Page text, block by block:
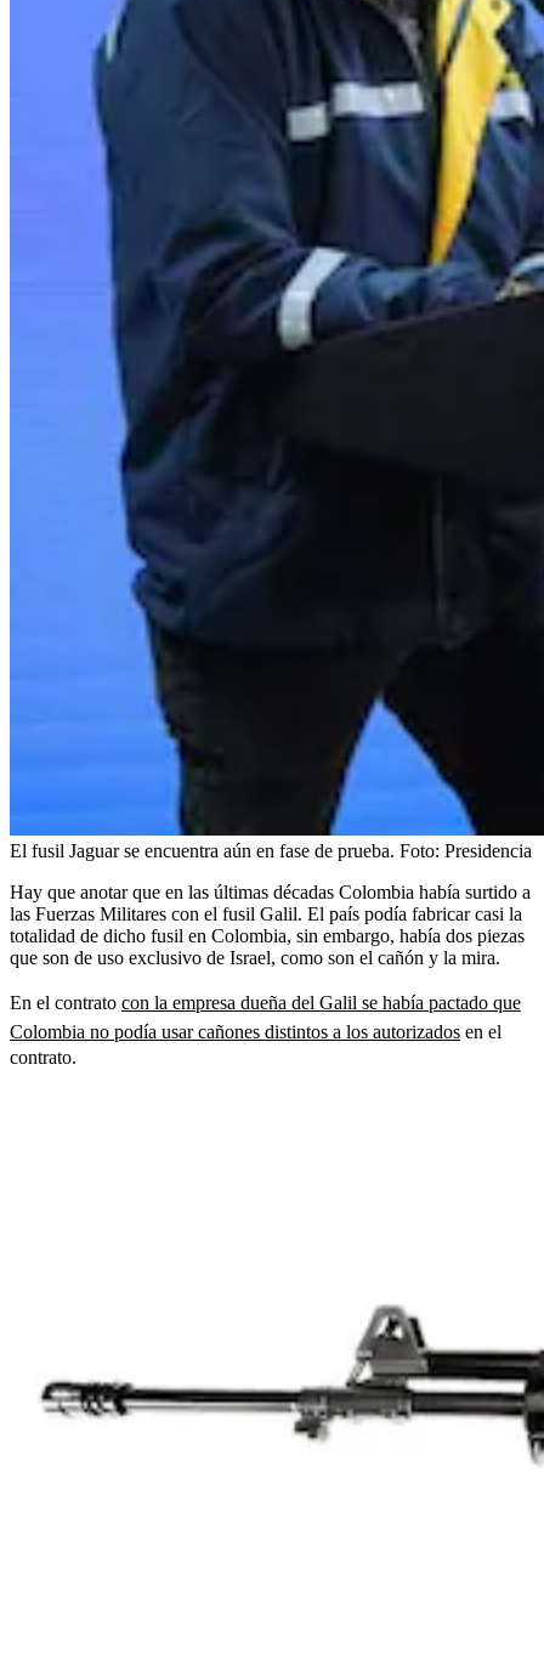
El fusil Jaguar se encuentra aún en fase de prueba. Foto: Presidencia
Hay que anotar que en las últimas décadas Colombia había surtido a
las Fuerzas Militares con el fusil Galil. El país podía fabricar casi la
totalidad de dicho fusil en Colombia, sin embargo, había dos piezas
que son de uso exclusivo de Israel, como son el cañón y la mira.
En el contrato con la empresa dueña del Galil se había pactado que
Colombia no podía usar cañones distintos a los autorizados en el
contrato.